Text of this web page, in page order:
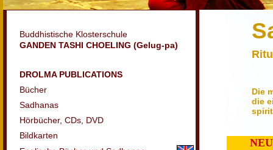
Buddhistische Klosterschule
GANDEN TASHI CHOELING (Gelug-pa)
DROLMA PUBLICATIONS
Bücher
Sadhanas
Hörbücher, CDs, DVD
Bildkarten
Die
die